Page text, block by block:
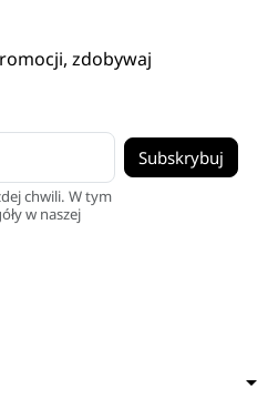
zdobywaj
chwili. W tym
w naszej
arrow_drop_down